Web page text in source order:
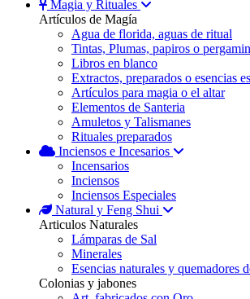
Magia y Rituales
Artículos de Magía
Agua de florida, aguas de ritual
Tintas, Plumas, papiros o
Libros en blanco
Extractos, preparados o esencias
Artículos para magia o el altar
Elementos de Santeria
Amuletos y Talismanes
Rituales preparados
Inciensos e Incesarios
Incensarios
Inciensos
Inciensos Especiales
Natural y Feng Shui
Articulos Naturales
Lámparas de Sal
Minerales
Esencias naturales y quemadores
Colonias y jabones